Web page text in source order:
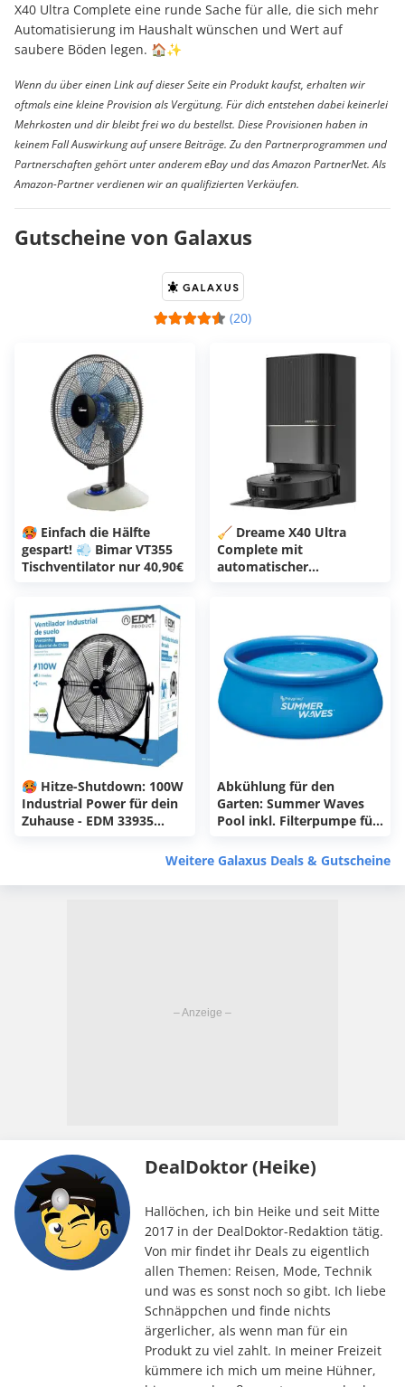
X40 Ultra Complete eine runde Sache für alle, die sich mehr
Automatisierung im Haushalt wünschen und Wert auf
saubere Böden legen. 🏠✨
Wenn du über einen Link auf dieser Seite ein Produkt kaufst, erhalten wir
oftmals eine kleine Provision als Vergütung. Für dich entstehen dabei keinerlei
Mehrkosten und dir bleibt frei wo du bestellst. Diese Provisionen haben in
keinem Fall Auswirkung auf unsere Beiträge. Zu den Partnerprogrammen und
Partnerschaften gehört unter anderem eBay und das Amazon PartnerNet. Als
Amazon-Partner verdienen wir an qualifizierten Verkäufen.
Gutscheine von Galaxus
(20)
🥵 Einfach die Hälfte
gespart! 💨 Bimar VT355
Tischventilator nur 40,90€
🧹 Dreame X40 Ultra
Complete mit
automatischer
🥵 Hitze-Shutdown: 100W
Industrial Power für dein
Zuhause - EDM 33935
Abkühlung für den
Garten: Summer Waves
Pool inkl. Filterpumpe für
Weitere Galaxus Deals & Gutscheine
DealDoktor (Heike)
Hallöchen, ich bin Heike und seit Mitte
2017 in der DealDoktor-Redaktion tätig.
Von mir findet ihr Deals zu eigentlich
allen Themen: Reisen, Mode, Technik
und was es sonst noch so gibt. Ich liebe
Schnäppchen und finde nichts
ärgerlicher, als wenn man für ein
Produkt zu viel zahlt. In meiner Freizeit
kümmere ich mich um meine Hühner,